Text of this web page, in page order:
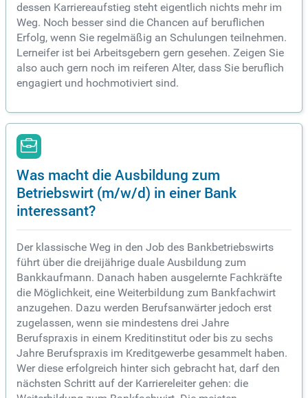
dessen Karriereaufstieg steht eigentlich nichts mehr im
Weg. Noch besser sind die Chancen auf beruflichen
Erfolg, wenn Sie regelmäßig an Schulungen teilnehmen.
Lerneifer ist bei Arbeitsgebern gern gesehen. Zeigen Sie
also auch gern noch im reiferen Alter, dass Sie beruflich
engagiert und hochmotiviert sind.
Was macht die Ausbildung zum
Betriebswirt (m/w/d) in einer Bank
interessant?
Der klassische Weg in den Job des Bankbetriebswirts
führt über die dreijährige duale Ausbildung zum
Bankkaufmann. Danach haben ausgelernte Fachkräfte
die Möglichkeit, eine Weiterbildung zum Bankfachwirt
anzugehen. Dazu werden Berufsanwärter jedoch erst
zugelassen, wenn sie mindestens drei Jahre
Berufspraxis in einem Kreditinstitut oder bis zu sechs
Jahre Berufspraxis im Kreditgewerbe gesammelt haben.
Wer diese erfolgreich hinter sich gebracht hat, darf den
nächsten Schritt auf der Karriereleiter gehen: die